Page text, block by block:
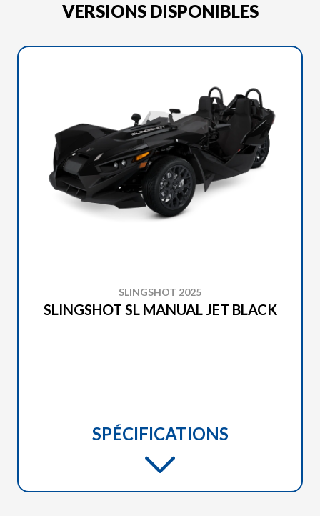
VERSIONS DISPONIBLES
SLINGSHOT 2025
SLINGSHOT SL MANUAL JET BLACK
SPÉCIFICATIONS